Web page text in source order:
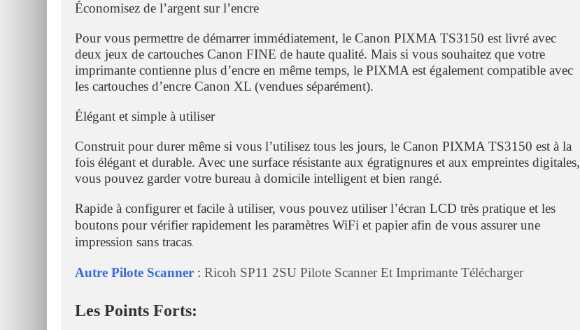
Économisez de l’argent sur l’encre
Pour vous permettre de démarrer immédiatement, le Canon PIXMA TS3150 est livré avec
deux jeux de cartouches Canon FINE de haute qualité. Mais si vous souhaitez que votre
imprimante contienne plus d’encre en même temps, le PIXMA est également compatible avec
les cartouches d’encre Canon XL (vendues séparément).
Élégant et simple à utiliser
Construit pour durer même si vous l’utilisez tous les jours, le Canon PIXMA TS3150 est à la
fois élégant et durable. Avec une surface résistante aux égratignures et aux empreintes digitales,
vous pouvez garder votre bureau à domicile intelligent et bien rangé.
Rapide à configurer et facile à utiliser, vous pouvez utiliser l’écran LCD très pratique et les
boutons pour vérifier rapidement les paramètres WiFi et papier afin de vous assurer une
impression sans tracas.
Autre Pilote Scanner : Ricoh SP11 2SU Pilote Scanner Et Imprimante Télécharger
Les Points Forts: